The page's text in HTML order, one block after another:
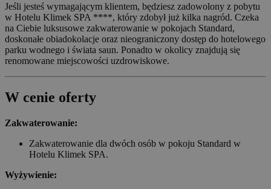
Jeśli jesteś wymagającym klientem, będziesz zadowolony z pobytu
w Hotelu Klimek SPA ****, który zdobył już kilka nagród. Czeka
na Ciebie luksusowe zakwaterowanie w pokojach Standard,
doskonałe obiadokolacje oraz nieograniczony dostęp do hotelowego
parku wodnego i świata saun. Ponadto w okolicy znajdują się
renomowane miejscowości uzdrowiskowe.
W cenie oferty
Zakwaterowanie:
Zakwaterowanie dla dwóch osób w pokoju Standard w
Hotelu Klimek SPA.
Wyżywienie: